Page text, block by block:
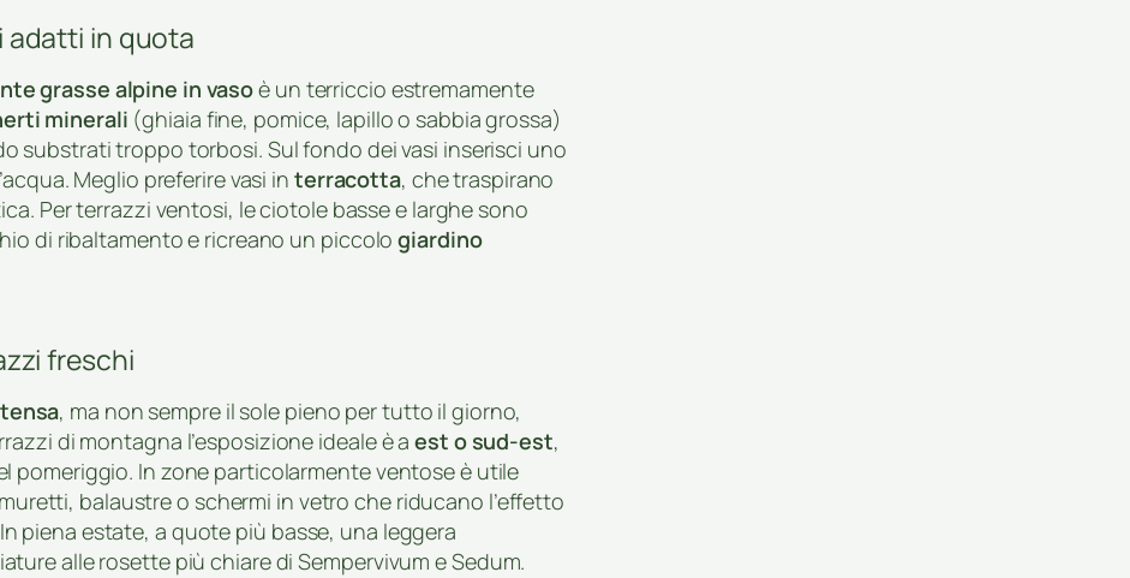
in quota
grasse alpine in vasoè un terriccio estremamente
minerali (ghiaia fine, pomice, lapillo o sabbia grossa)
substrati troppo torbosi. Sul fondo dei vasi inserisci uno
Meglio preferire vasi in terracotta, che traspirano
Per terrazzi ventosi, le ciotole basse e larghe sono
di ribaltamento e ricreano un piccologiardino
freschi
, ma non sempre il sole pieno per tutto il giorno,
di montagna l’esposizione ideale è aest o sud-est,
pomeriggio. In zone particolarmente ventose è utile
balaustre o schermi in vetro che riducano l’effetto
piena estate, a quote più basse, una leggera
alle rosette più chiare di Sempervivum e Sedum.